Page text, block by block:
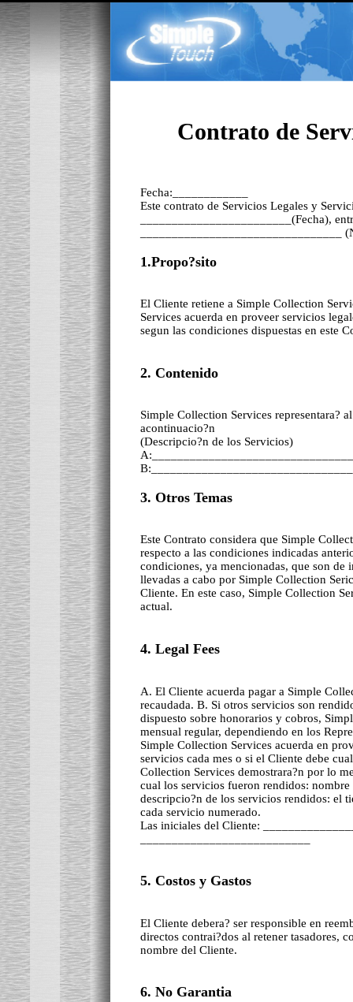
Contrato de
Fecha:____________
Este contrato de Servicios Legales y
________________________(Fecha),
________________________________
1.Propo?sito
El Cliente retiene a Simple Collection
Services acuerda en proveer servicios
segun las condiciones dispuestas en este
2. Contenido
Simple Collection Services representara?
acontinuacio?n
(Descripcio?n de los Servicios)
3. Otros Temas
Este Contrato considera que Simple
respecto a las condiciones indicadas
condiciones, ya mencionadas, que son de
llevadas a cabo por Simple Collection
Cliente. En este caso, Simple Collection
actual.
4. Legal Fees
A. El Cliente acuerda pagar a Simple
recaudada. B. Si otros servicios son
dispuesto sobre honorarios y cobros,
mensual regular, dependiendo en los
Simple Collection Services acuerda en
servicios cada mes o si el Cliente debe
Collection Services demostrara?n por lo
cual los servicios fueron rendidos:
descripcio?n de los servicios rendidos: el
cada servicio numerado.
Las iniciales del Cliente:
5. Costos y Gastos
El Cliente debera? ser responsible en
directos contrai?dos al retener tasadores,
nombre del Cliente.
6. No Garantia